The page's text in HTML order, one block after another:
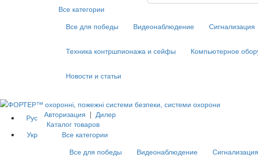
Все категории
Все для победы
Видеонаблюдение Сигнализация
Техника контршпионажа и сейфы Компьютерное
Новости и статьи
Рус
Укр
Авторизация | Дилер
Каталог товаров
Все категории
Все для победы
Видеонаблюдение Сигнализация